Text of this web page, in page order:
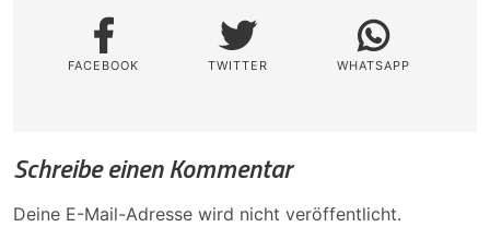
FACEBOOK TWITTER WHATSAPP
Schreibe einen Kommentar
Deine E-Mail-Adresse wird nicht veröffentlicht.